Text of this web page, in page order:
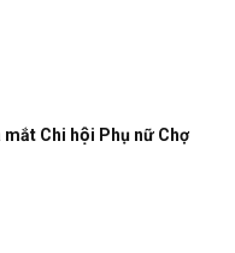
mắt Chi hội Phụ nữ Chợ